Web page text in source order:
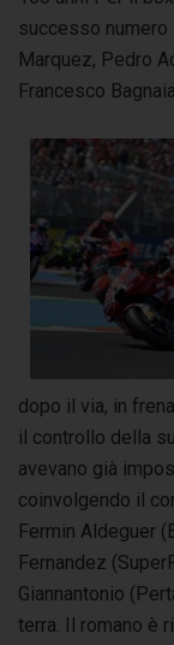
successo numero
Marquez, Pedro
Francesco Bagnaia.
dopo il via, in
il controllo della
avevano già
coinvolgendo il
Fermin Aldeguer
Fernandez
Giannantonio
terra. Il romano è